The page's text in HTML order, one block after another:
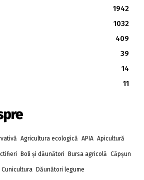
1942
1032
409
39
14
11
Agricultura ecologică APIA Apicultură
Boli și dăunători Bursa agricolă Căpșun
Cunicultura Dăunători legume